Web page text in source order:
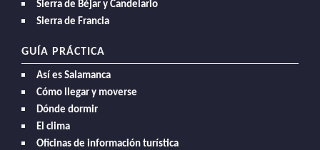
Sierra de Béjar y Candelario
Sierra de Francia
GUÍA PRÁCTICA
Así es Salamanca
Cómo llegar y moverse
Dónde dormir
El clima
Oficinas de información turística